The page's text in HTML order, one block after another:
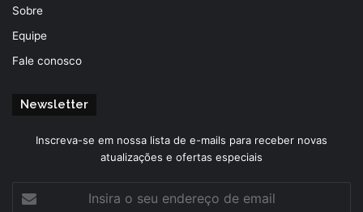
Sobre
Equipe
Fale conosco
Newsletter
Inscreva-se em nossa lista de e-mails para receber novas
atualizações e ofertas especiais